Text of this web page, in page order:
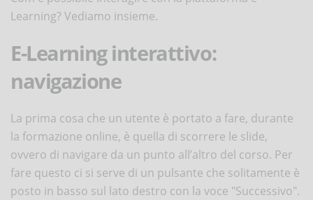
Learning? Vediamo insieme.
E-Learning interattivo:
navigazione
La prima cosa che un utente è portato a fare, durante
la formazione online, è quella di scorrere le slide,
ovvero di navigare da un punto all’altro del corso. Per
fare questo ci si serve di un pulsante che solitamente è
posto in basso sul lato destro con la voce "Successivo".